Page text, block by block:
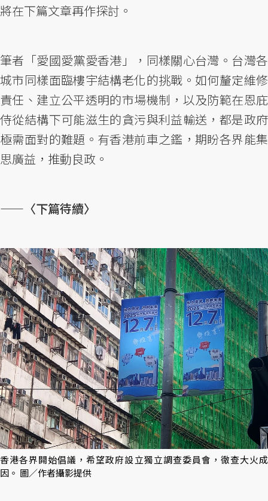
將在下篇文章再作探討。
筆者「愛國愛黨愛香港」，同樣關心台灣。台灣各
城市同樣面臨樓宇結構老化的挑戰。如何釐定維修
責任、建立公平透明的市場機制，以及防範在恩庇
侍從結構下可能滋生的貪污與利益輸送，都是政府
極需面對的難題。有香港前車之鑑，期盼各界能集
思廣益，推動良政。
——〈下篇待續〉
香港各界開始倡議，希望政府設立獨立調查委員會，徹查大火成
因。 圖／作者攝影提供